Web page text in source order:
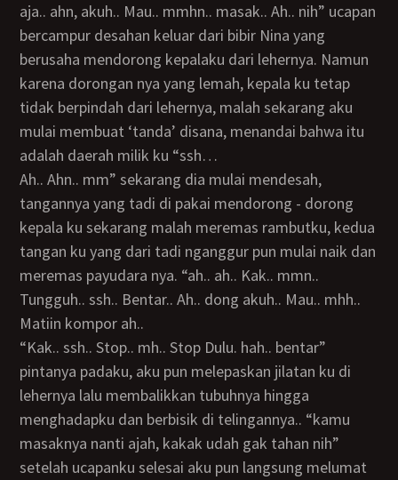
aja.. ahn, akuh.. Mau.. mmhn.. masak.. Ah.. nih” ucapan
bercampur desahan keluar dari bibir Nina yang
berusaha mendorong kepalaku dari lehernya. Namun
karena dorongan nya yang lemah, kepala ku tetap
tidak berpindah dari lehernya, malah sekarang aku
mulai membuat ‘tanda’ disana, menandai bahwa itu
adalah daerah milik ku “ssh…
Ah.. Ahn.. mm” sekarang dia mulai mendesah,
tangannya yang tadi di pakai mendorong - dorong
kepala ku sekarang malah meremas rambutku, kedua
tangan ku yang dari tadi nganggur pun mulai naik dan
meremas payudara nya. “ah.. ah.. Kak.. mmn..
Tungguh.. ssh.. Bentar.. Ah.. dong akuh.. Mau.. mhh..
Matiin kompor ah..
“kak.. ssh.. Stop.. mh.. Stop Dulu. hah.. bentar”
pintanya padaku, aku pun melepaskan jilatan ku di
lehernya lalu membalikkan tubuhnya hingga
menghadapku dan berbisik di telingannya.. “kamu
masaknya nanti ajah, kakak udah gak tahan nih”
setelah ucapanku selesai aku pun langsung melumat